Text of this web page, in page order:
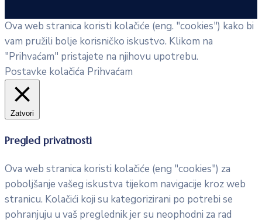
Ova web stranica koristi kolačiće (eng. "cookies") kako bi
vam pružili bolje korisničko iskustvo. Klikom na
"Prihvaćam" pristajete na njihovu upotrebu.
Postavke kolačića Prihvaćam
Zatvori
Pregled privatnosti
Ova web stranica koristi kolačiće (eng "cookies") za
poboljšanje vašeg iskustva tijekom navigacije kroz web
stranicu. Kolačići koji su kategorizirani po potrebi se
pohranjuju u vaš preglednik jer su neophodni za rad